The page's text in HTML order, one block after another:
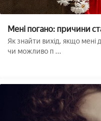
Мені погано: причини
Як знайти вихід, якщо мені
чи можливо п ...